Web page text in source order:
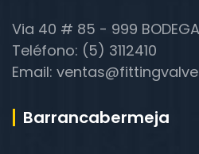
Via 40 # 85 - 999 BODEGA
Teléfono: (5) 3112410
Email:
Barrancabermeja